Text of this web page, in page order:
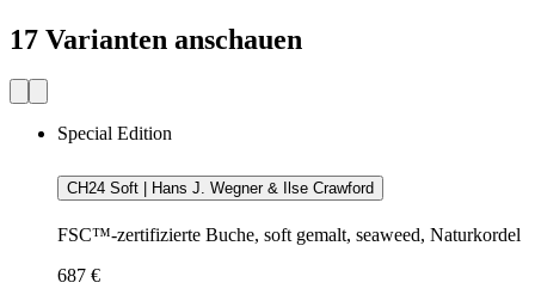
17 Varianten anschauen
Special Edition
CH24 Soft | Hans J. Wegner & Ilse Crawford
FSC™-zertifizierte Buche, soft gemalt, seaweed, Naturkordel
687 €